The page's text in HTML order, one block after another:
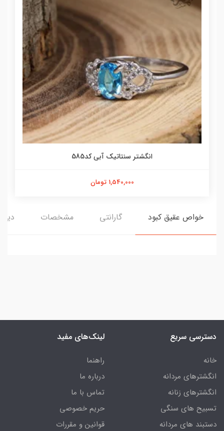
انگشتر سنتاتیک آبی کد585
1,540,000 تومان
خواص عقیق کبود گارانتی مشخصات
دسترسی سریع
خانه
انگشترهای مردانه
انگشترهای زنانه
تسبیح های سنگی
دستبند های مردانه
لینک‌های مفید
راهنما
درباره ما
تماس با ما
حریم خصوصی
قوانین و مقررات